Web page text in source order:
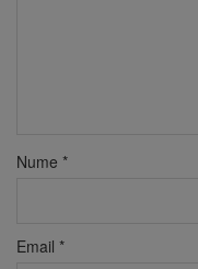
Nume *
Email *